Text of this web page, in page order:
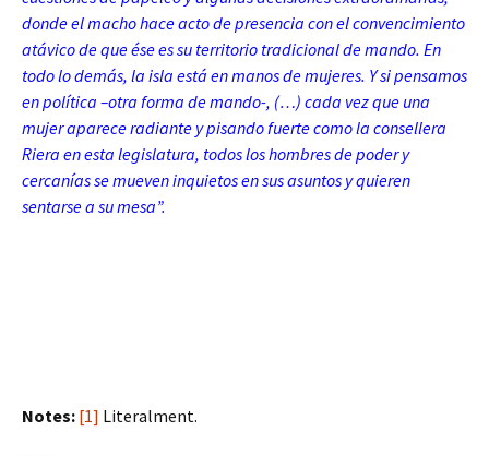
donde el macho hace acto de presencia con el convencimiento
atávico de que ése es su territorio tradicional de mando. En
todo lo demás, la isla está en manos de mujeres. Y si pensamos
en política –otra forma de mando-, (…) cada vez que una
mujer aparece radiante y pisando fuerte como la consellera
Riera en esta legislatura, todos los hombres de poder y
cercanías se mueven inquietos en sus asuntos y quieren
sentarse a su mesa”.
Notes: [1] Literalment.